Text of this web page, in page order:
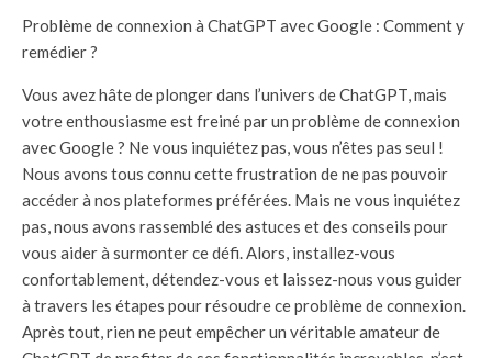
Problème de connexion à ChatGPT avec Google : Comment y
remédier ?
Vous avez hâte de plonger dans l’univers de ChatGPT, mais
votre enthousiasme est freiné par un problème de connexion
avec Google ? Ne vous inquiétez pas, vous n’êtes pas seul !
Nous avons tous connu cette frustration de ne pas pouvoir
accéder à nos plateformes préférées. Mais ne vous inquiétez
pas, nous avons rassemblé des astuces et des conseils pour
vous aider à surmonter ce défi. Alors, installez-vous
confortablement, détendez-vous et laissez-nous vous guider
à travers les étapes pour résoudre ce problème de connexion.
Après tout, rien ne peut empêcher un véritable amateur de